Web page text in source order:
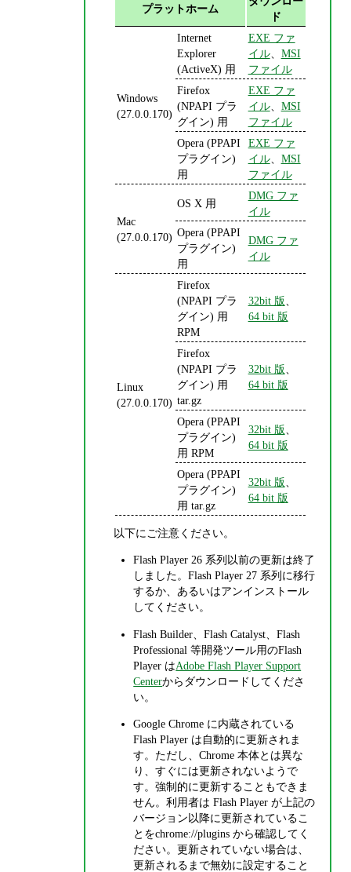
プラットホーム
ド
Windows
(27.0.0.170)
Internet
Explorer
(ActiveX) 用
EXE ファ
イル、 MSI
ファイル
Firefox
(NPAPI プラ
グイン) 用
EXE ファ
イル、 MSI
ファイル
Opera (PPAPI
プラグイン)
用
EXE ファ
イル、 MSI
ファイル
Mac
(27.0.0.170)
OS X 用
DMG ファ
イル
Opera (PPAPI
プラグイン)
用
DMG ファ
イル
Linux
(27.0.0.170)
Firefox
(NPAPI プラ
グイン) 用
RPM
32bit 版
64 bit 版
Firefox
(NPAPI プラ
グイン) 用
tar.gz
32bit 版
64 bit 版
Opera (PPAPI
プラグイン)
用 RPM
32bit 版
64 bit 版
Opera (PPAPI
プラグイン)
用 tar.gz
32bit 版
64 bit 版
以下にご注意ください。
Flash Player 26 系列以前の更新は終了
しました。Flash Player 27 系列に移行
するか、あるいはアンインストール
してください。
Flash Builder、Flash Catalyst、Flash
Professional 等開発ツール用のFlash
Player はAdobe Flash Player Support
Centerからダウンロードしてくださ
い。
Google Chrome に内蔵されている
Flash Player は自動的に更新されま
す。ただし、Chrome 本体とは異な
り、すぐには更新されないようで
す。強制的に更新することもできま
せん。利用者は Flash Player が上記の
バージョン以降に更新されているこ
とをchrome://plugins から確認してく
ださい。更新されていない場合は、
更新されるまで無効に設定すること